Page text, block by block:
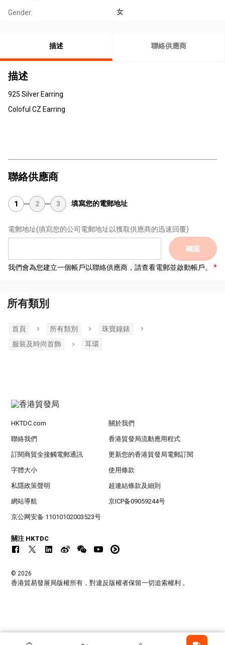
Gender: 女
描述 聯絡供應商
描述
925 Silver Earring
Coloful CZ Earring
聯絡供應商
1 2 3 填寫您的電郵地址
電郵地址(填寫您的公司電郵地址以獲取供應商的迅速回覆)
確認
我們會為您建立一個帳戶以聯絡供應商，請查看電郵並啟動帳戶。
所有類別
首頁 所有類別
珠寶鐘錶
服裝及時尚首飾
耳環
HKTDC.com 關於我們
聯絡我們 香港貿發局流動應用程式
訂閱商貿全接觸電郵通訊 更新您的香港貿發局電郵訂閱
字體大小 使用條款
私隱政策聲明 超連結條款及細則
網站導航 京ICP备09059244号
京公网安备 11010102003523号
關注 HKTDC
© 2026
香港貿易發展局版權所有，對違反版權者保留一切追索權利 。